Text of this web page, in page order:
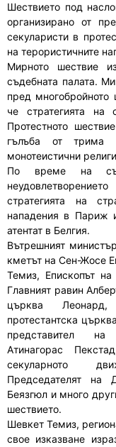
Шествието под
организирано от
секуларисти в
на терористичните
Мирното шествие
съдебната палата.
пред многобройното
че стратегията
Протестното
гълъба от трима
монотеистични
По време на
стратегията на
нападения в Париж
атентат в Белгия.
Вътрешният
кметът на Сен-Жосе
Темиз, Епископът
Главният равин
църква Леонард,
протестантска
представител на
Атинагорас
секуларното
Председателят
Беязгюл и много
шествието.
Шевкет Темиз,
свое изказване